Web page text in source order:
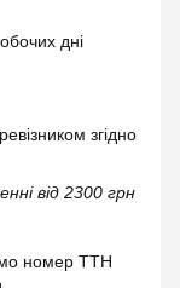
дні
згідно
від 2300 грн
номер ТТН